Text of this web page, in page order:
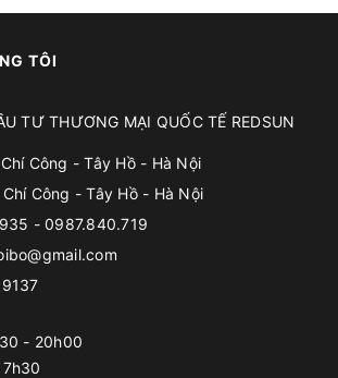
TÔI
TƯ THƯƠNG MẠI QUỐC TẾ REDSUN
Công - Tây Hồ - Hà Nội
Chí Công - Tây Hồ - Hà Nội
- 0987.840.719
- 20h00